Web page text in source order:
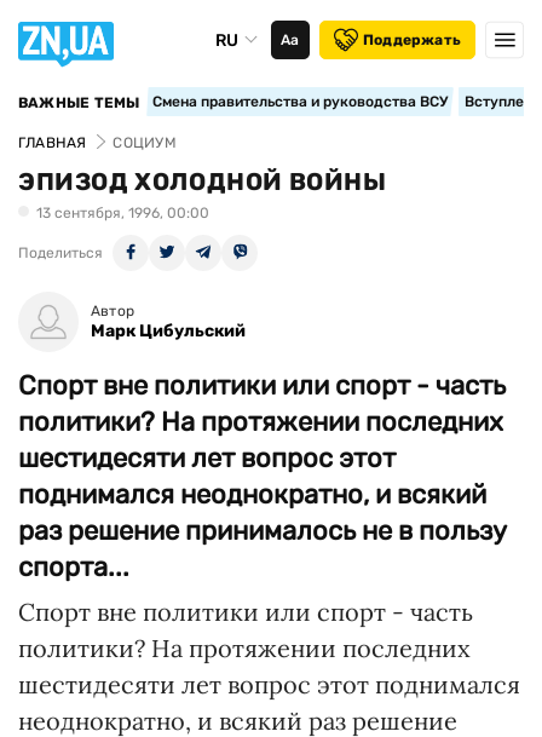
RU Аа Поддержать
ВАЖНЫЕ ТЕМЫ Смена правительства и руководства ВСУ
ГЛАВНАЯ СОЦИУМ
ЭПИЗОД ХОЛОДНОЙ ВОЙНЫ
13 сентября, 1996, 00:00
Поделиться
Автор
Марк Цибульский
Спорт вне политики или спорт - часть
политики? На протяжении последних
шестидесяти лет вопрос этот
поднимался неоднократно, и всякий
раз решение принималось не в пользу
спорта...
Спорт вне политики или спорт - часть
политики? На протяжении последних
шестидесяти лет вопрос этот поднимался
неоднократно, и всякий раз решение